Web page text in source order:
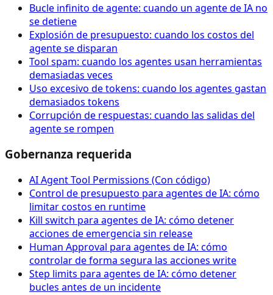
Bucle infinito de agente: cuando un agente de IA no
se detiene
Explosión de presupuesto: cuando los costos del
agente se disparan
Tool spam: cuando los agentes usan herramientas
demasiadas veces
Uso excesivo de tokens: cuando los agentes gastan
demasiados tokens
Corrupción de respuestas: cuando las salidas del
agente se rompen
Gobernanza requerida
AI Agent Tool Permissions (Con código)
Control de presupuesto para agentes de IA: cómo
limitar costos en runtime
Kill switch para agentes de IA: cómo detener
acciones de emergencia sin release
Human Approval para agentes de IA: cómo
controlar de forma segura las acciones write
Step limits para agentes de IA: cómo detener
bucles antes de un incidente